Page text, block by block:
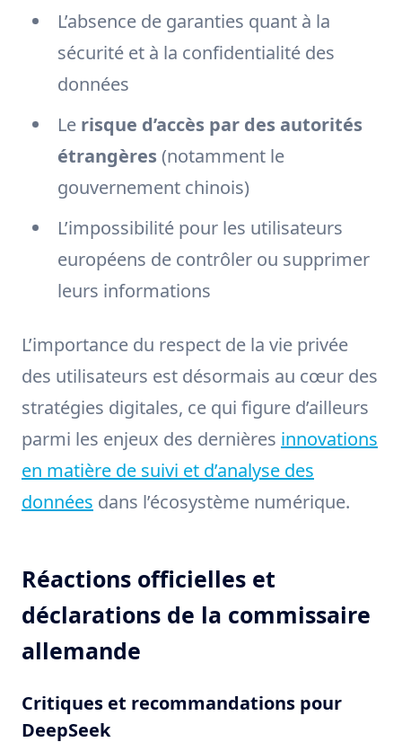
L’absence de garanties quant à la
sécurité et à la confidentialité des
données
Le risque d’accès par des autorités
étrangères (notamment le
gouvernement chinois)
L’impossibilité pour les utilisateurs
européens de contrôler ou supprimer
leurs informations
L’importance du respect de la vie privée
des utilisateurs est désormais au cœur des
stratégies digitales, ce qui figure d’ailleurs
parmi les enjeux des dernières innovations
en matière de suivi et d’analyse des
données dans l’écosystème numérique.
Réactions officielles et
déclarations de la commissaire
allemande
Critiques et recommandations pour
DeepSeek